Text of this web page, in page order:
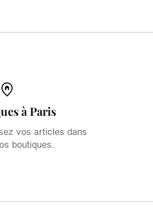
à Paris
vos articles dans
boutiques.